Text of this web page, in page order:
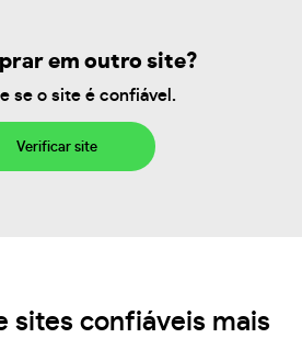
em outro site?
se o site é confiável.
Verificar site
sites confiáveis mais